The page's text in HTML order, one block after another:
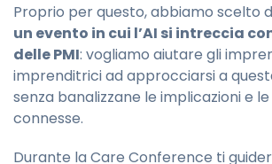
Proprio per questo, abbiamo scelto
un evento in cui l’AI si intreccia
delle PMI: vogliamo aiutare gli
imprenditrici ad approcciarsi a
senza banalizzane le implicazioni e
connesse.
Durante la Care Conference ti